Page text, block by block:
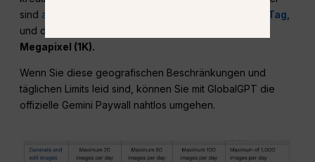
sind auf eine maximale Erzeugung von 20 Bilder pro Tag
und die Ausgangsauflösung wird künstlich auf etwa
Megapixel (1K).
Wenn Sie diese geografischen Beschränkungen und
täglichen Limits leid sind, können Sie mit GlobalGPT die
offizielle Gemini Paywall nahtlos umgehen.